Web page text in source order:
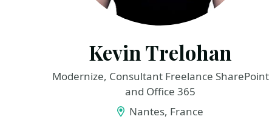
Kevin Trelohan
Modernize, Consultant Freelance SharePoint
and Office 365
Nantes, France